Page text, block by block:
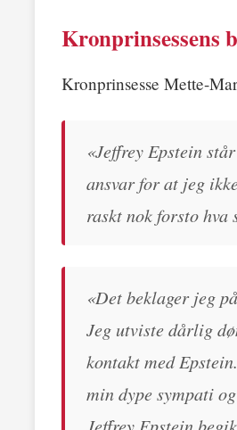
Kronprinsessens
Kronprinsesse Mette-
«Jeffrey Epstein
ansvar for at jeg
raskt nok forsto hva
«Det beklager jeg
Jeg utviste dårlig
kontakt med
min dype sympati